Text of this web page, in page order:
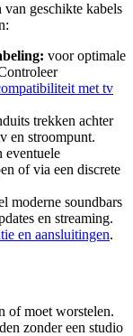
van geschikte kabels
voor optimale
met tv
trekken achter
en stroompunt.
eventuele
of via een discrete
moderne soundbars
en streaming.
en aansluitingen.
of moet worstelen.
zonder een studio